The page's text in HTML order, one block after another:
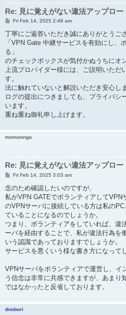
Re: 見に覚えがない違法アップロ
P
s
Fri Feb 14, 2025 2:48 am
丁寧にご返答いただき誠にありがとうご
「VPN Gate 中継サービスを有効にし、
る」
のチェックボックスが気付かぬうちにオ
上流プロバイダー様には、ご説明いただ
す。
法に触れていないと解説いただき安心し
ログの提出につきましても、プライバシ
います。
重ね重ね御礼申し上げます。
momonnga
Re: 見に覚えがない違法アップロ
P
s
t
Fri Feb 14, 2025 3:03 am
念のため確認したいのですが、
私がVPN GATEでボランティアしてVPN
のVPNサーバに接続している方は私の
ていることになるのでしょうか。
つまり、ボランティアをしていれば、違
ーバを経由することで、私が違法行為を
いう認識であっておりますでしょうか。
サービスを悪くいう様な書き方になって
VPNサーバをボランティアで運営し、イ
う信念は非常に共感できますが、あまり
ではなかったと反省しております。
dnobori